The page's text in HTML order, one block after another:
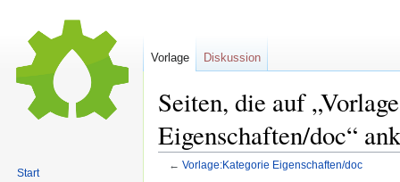
Seiten, die auf
Eigenschaften/doc“
← Vorlage:Kategorie Eigenschaften/doc
Vorlage Diskussion
Start